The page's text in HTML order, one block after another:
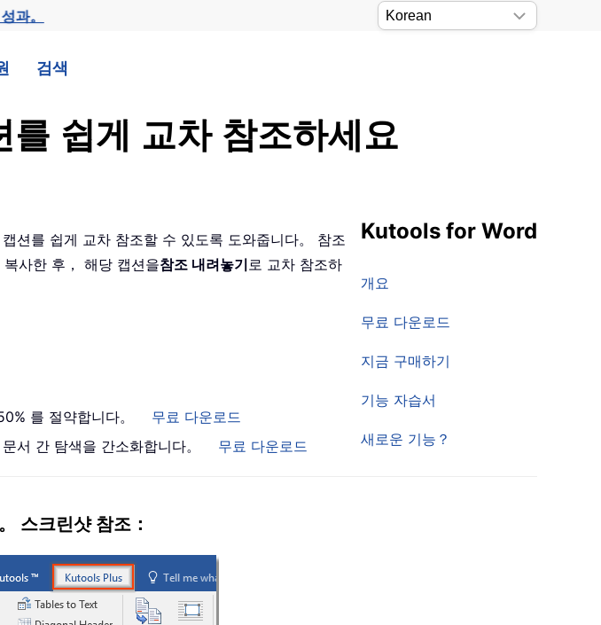
과。
검색
쉽게 교차 참조하세요
Kutools for Word
개요
무료 다운로드
지금 구매하기
기능 자습서
새로운 기능？
션를 쉽게 교차 참조할 수 있도록 도와줍니다。 참조
복사한 후， 해당 캡션을참조 내려놓기로 교차 참조하
를 절약합니다。
무료 다운로드
서 간 탐색을 간소화합니다。 무료 다운로드
。 스크린샷 참조：